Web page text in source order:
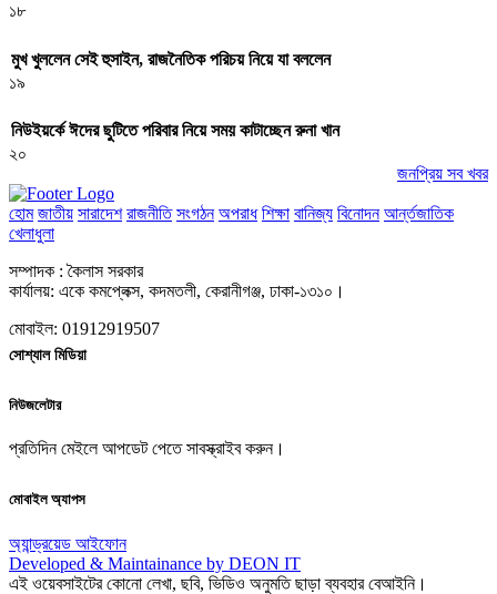
১৮
মুখ খুললেন সেই হুসাইন, রাজনৈতিক পরিচয় নিয়ে যা বললেন
১৯
নিউইয়র্কে ঈদের ছুটিতে পরিবার নিয়ে সময় কাটাচ্ছেন রুনা খান
২০
জনপ্রিয় সব খবর
হোম জাতীয় সারাদেশ রাজনীতি সংগঠন অপরাধ শিক্ষা বানিজ্য বিনোদন আর্ন্তজাতিক
খেলাধুলা
সম্পাদক : কৈলাস সরকার
কার্যালয়: একে কমপ্লেক্স, কদমতলী, কেরানীগঞ্জ, ঢাকা-১৩১০।
মোবাইল: 01912919507
সোশ্যাল মিডিয়া
নিউজলেটার
প্রতিদিন মেইলে আপডেট পেতে সাবস্ক্রাইব করুন।
মোবাইল অ্যাপস
অ্যান্ড্রয়েড আইফোন
Developed & Maintainance by DEON IT
এই ওয়েবসাইটের কোনো লেখা, ছবি, ভিডিও অনুমতি ছাড়া ব্যবহার বেআইনি।